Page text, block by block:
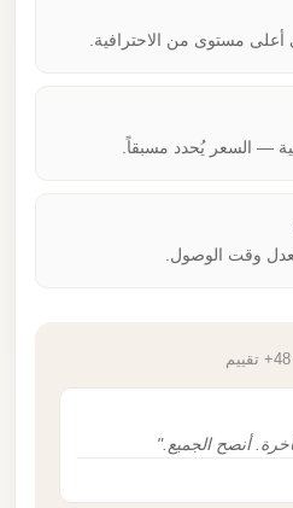
مستوى من الاحترافية.
— السعر يُحدد مسبقاً.
وقت الوصول.
أنصح الجميع."